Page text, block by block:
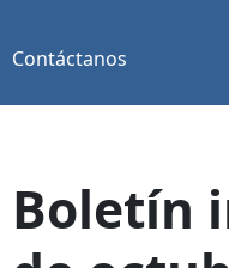
Contáctanos
Boletín